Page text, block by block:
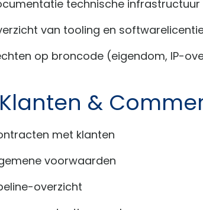
technische infrastructuur
van tooling en
op broncode (eigendom, IP-
&
met klanten
voorwaarden
overzicht